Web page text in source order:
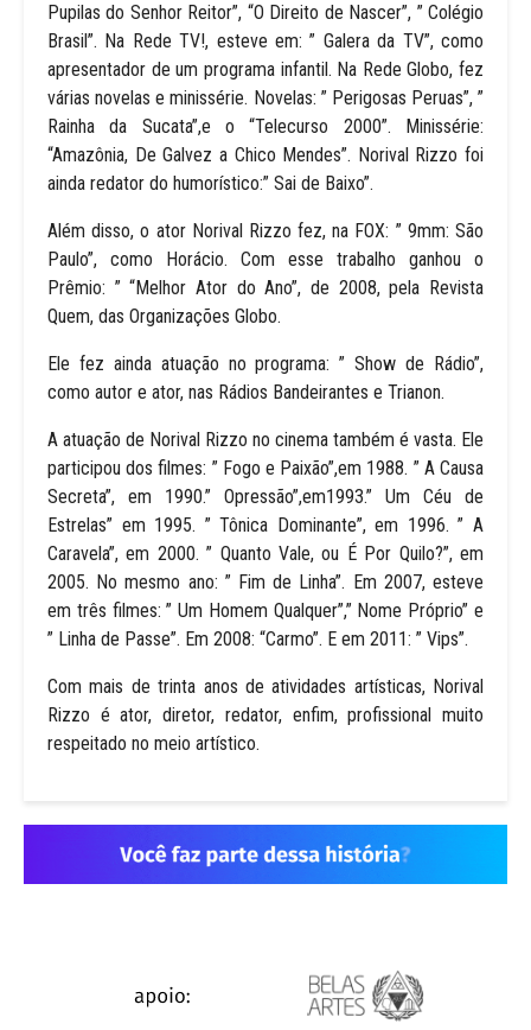
Pupilas do Senhor Reitor”, “O Direito de Nascer”, ” Colégio
Brasil”. Na Rede TV!, esteve em: ” Galera da TV”, como
apresentador de um programa infantil. Na Rede Globo, fez
várias novelas e minissérie. Novelas: ” Perigosas Peruas”, ”
Rainha da Sucata”,e o “Telecurso 2000”. Minissérie:
“Amazônia, De Galvez a Chico Mendes”. Norival Rizzo foi
ainda redator do humorístico:” Sai de Baixo”.
Além disso, o ator Norival Rizzo fez, na FOX: ” 9mm: São
Paulo”, como Horácio. Com esse trabalho ganhou o
Prêmio: ” “Melhor Ator do Ano”, de 2008, pela Revista
Quem, das Organizações Globo.
Ele fez ainda atuação no programa: ” Show de Rádio”,
como autor e ator, nas Rádios Bandeirantes e Trianon.
A atuação de Norival Rizzo no cinema também é vasta. Ele
participou dos filmes: ” Fogo e Paixão”,em 1988. ” A Causa
Secreta”, em 1990.” Opressão”,em1993.” Um Céu de
Estrelas” em 1995. ” Tônica Dominante”, em 1996. ” A
Caravela”, em 2000. ” Quanto Vale, ou É Por Quilo?”, em
2005. No mesmo ano: ” Fim de Linha”. Em 2007, esteve
em três filmes: ” Um Homem Qualquer”,” Nome Próprio” e
” Linha de Passe”. Em 2008: “Carmo”. E em 2011: ” Vips”.
Com mais de trinta anos de atividades artísticas, Norival
Rizzo é ator, diretor, redator, enfim, profissional muito
respeitado no meio artístico.